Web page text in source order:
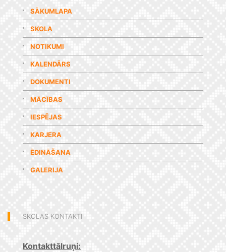
SĀKUMLAPA
SKOLA
NOTIKUMI
KALENDĀRS
DOKUMENTI
MĀCĪBAS
IESPĒJAS
KARJERA
ĒDINĀŠANA
GALERIJA
SKOLAS KONTAKTI
Kontakttālruņi: